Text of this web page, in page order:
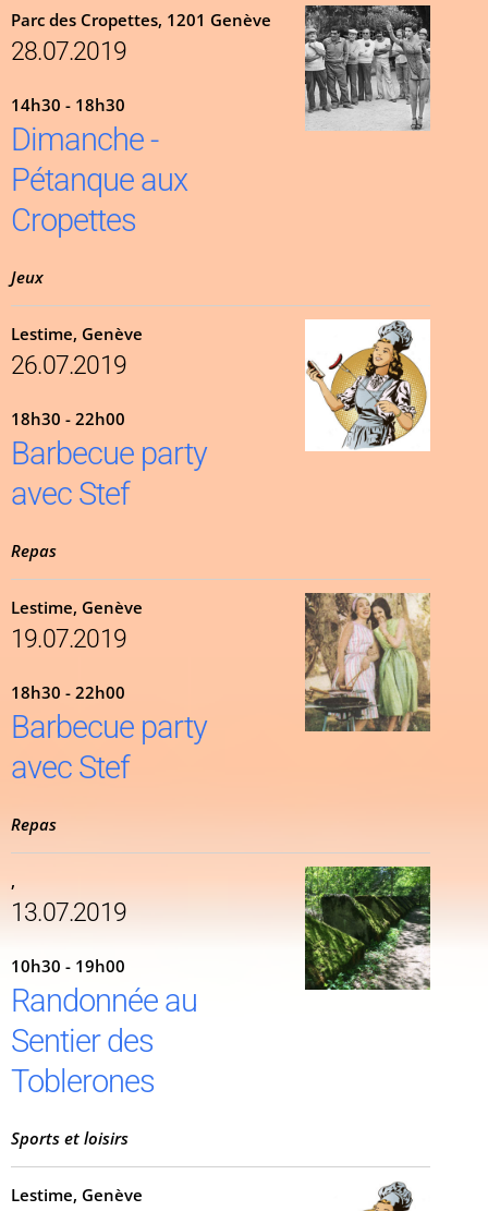
Parc des Cropettes, 1201 Genève
28.07.2019
14h30 - 18h30
Dimanche -
Pétanque aux
Cropettes
Jeux
Lestime, Genève
26.07.2019
18h30 - 22h00
Barbecue party
avec Stef
Repas
Lestime, Genève
19.07.2019
18h30 - 22h00
Barbecue party
avec Stef
Repas
,
13.07.2019
10h30 - 19h00
Randonnée au
Sentier des
Toblerones
Sports et loisirs
Lestime, Genève